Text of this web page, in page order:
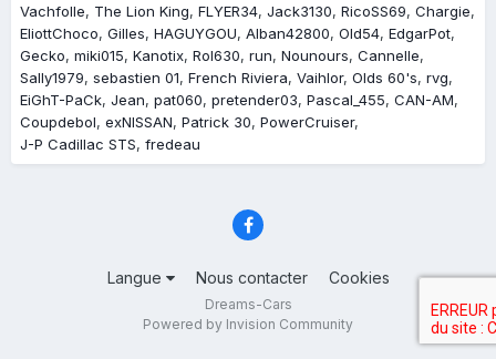
Vachfolle
The Lion King FLYER34 Jack3130 RicoSS69 Chargie
EliottChoco Gilles HAGUYGOU Alban42800 Old54 EdgarPot
Gecko miki015 Kanotix Rol630 run Nounours Cannelle
Sally1979 sebastien 01 French Riviera Vaihlor Olds 60's rvg
EiGhT-PaCk Jean pat060 pretender03 Pascal_455 CAN-AM
Coupdebol exNISSAN Patrick 30 PowerCruiser
J-P Cadillac STS fredeau
Langue Nous contacter Cookies
Dreams-Cars
Powered by Invision Community